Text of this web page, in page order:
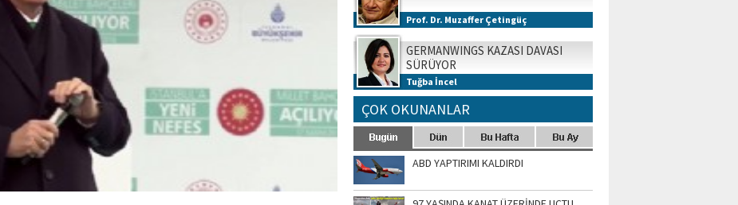
Prof. Dr. Muzaffer Çetingüç
GERMANWINGS KAZASI DAVASI
SÜRÜYOR
Tuğba İncel
ÇOK OKUNANLAR
ABD YAPTIRIMI KALDIRDI